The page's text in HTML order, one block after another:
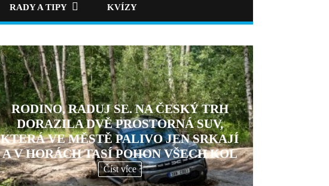
RADY A TIPY KVÍZY
RODINO, RADUJ SE. NA ČESKÝ TRH
DORAZILA DVĚ PROSTORNÁ SUV,
KTERÁ VE MĚSTĚ PALIVO JEN SRKAJÍ
A V HORÁCH TASÍ POHON VŠECH KOL
Číst více